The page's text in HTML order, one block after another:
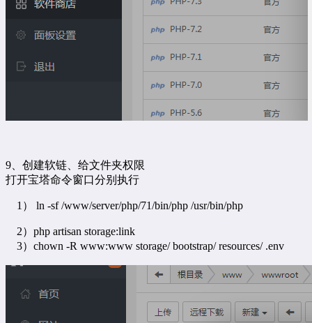
9、创建软链、给文件夹权限
打开宝塔命令窗口分别执行
1） ln -sf /www/server/php/71/bin/php /usr/bin/php
2）php artisan storage:link
3）chown -R www:www storage/ bootstrap/ resources/ .env